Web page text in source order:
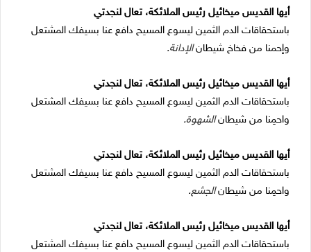
أيها القديس ميخائيل رئيس الملائكة، تعال لنجدتي
باستحقاقات الدم الثمين ليسوع المسيح دافع عنا بسيفك المشتعل
وإحمنا من فخاخ شيطانالإدانة.
أيها القديس ميخائيل رئيس الملائكة، تعال لنجدتي
باستحقاقات الدم الثمين ليسوع المسيح دافع عنا بسيفك المشتعل
واحمِنا من شيطانالشهوة.
أيها القديس ميخائيل رئيس الملائكة، تعال لنجدتي
باستحقاقات الدم الثمين ليسوع المسيح دافع عنا بسيفك المشتعل
واحمِنا من شيطانالجشع.
أيها القديس ميخائيل رئيس الملائكة، تعال لنجدتي
باستحقاقات الدم الثمين ليسوع المسيح دافع عنا بسيفك المشتعل